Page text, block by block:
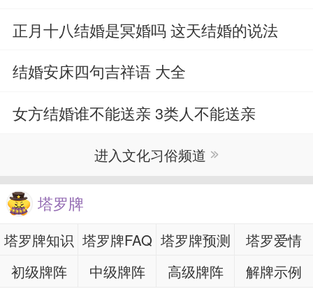
正月十八结婚是冥婚吗 这天结婚的说法
结婚安床四句吉祥语 大全
女方结婚谁不能送亲 3类人不能送亲
进入文化习俗频道
塔罗牌
塔罗牌知识 塔罗牌FAQ 塔罗牌预测
塔罗爱情
初级牌阵
中级牌阵 高级牌阵 解牌示例